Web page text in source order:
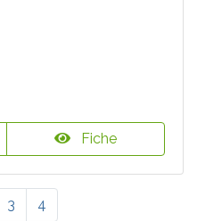
Fiche
3 4